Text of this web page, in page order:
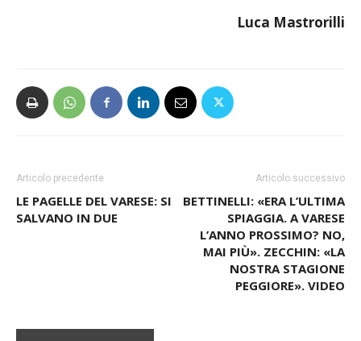
Luca Mastrorilli
Articolo precedente
LE PAGELLE DEL VARESE: SI
SALVANO IN DUE
Articolo successivo
BETTINELLI: «ERA L’ULTIMA
SPIAGGIA. A VARESE
L’ANNO PROSSIMO? NO,
MAI PIÙ». ZECCHIN: «LA
NOSTRA STAGIONE
PEGGIORE». VIDEO